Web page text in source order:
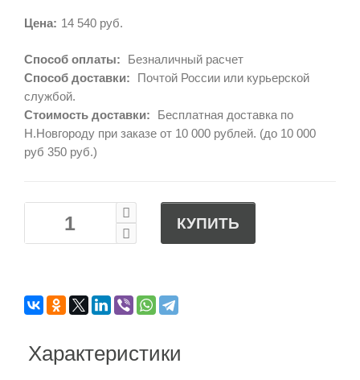
Цена: 14 540 руб.
Способ оплаты:
Безналичный расчет
Способ доставки:
Почтой России или курьерской
службой.
Стоимость доставки:
Бесплатная доставка по
Н.Новгороду при заказе от 10 000 рублей. (до 10 000
руб 350 руб.)
КУПИТЬ
Характеристики